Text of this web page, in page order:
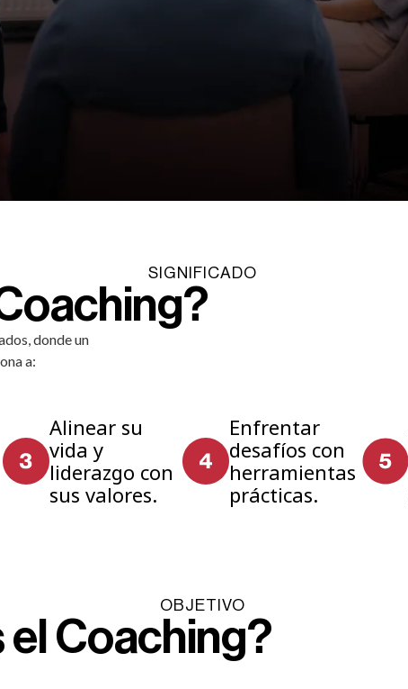
SIGNIFICADO
donde un
a:
Alinear su
vida y
liderazgo con
sus valores.
Enfrentar
desafíos con
herramientas
prácticas.
OBJETIVO
el Coaching?